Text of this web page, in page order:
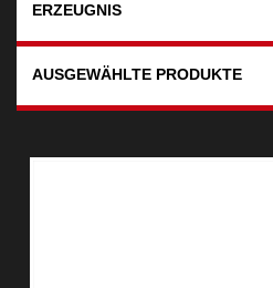
ERZEUGNIS
AUSGEWÄHLTE PRODUKTE